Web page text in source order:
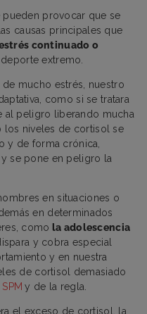
provocar que se
causas principales que
continuado o
extremo.
mucho estrés, nuestro
como si se tratara
al peligro liberando mucha
los niveles de cortisol se
y de forma crónica,
y se pone en peligro la
en situaciones o
en determinados
como la adolescencia
y cobra especial
y en nuestra
de cortisol demasiado
y de la regla.
el exceso de cortisol, la